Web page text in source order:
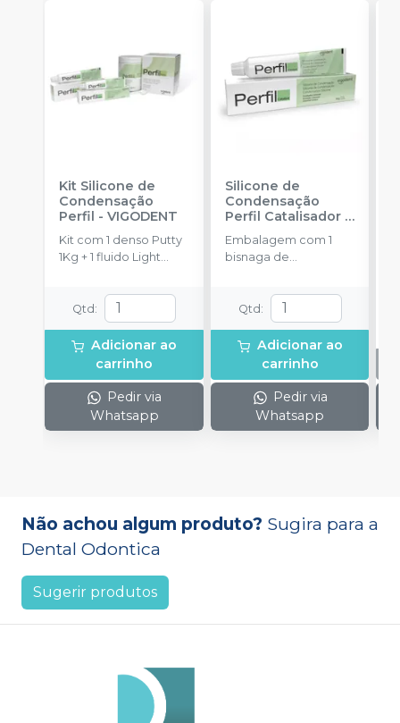
Kit Silicone de
Condensação
Perfil -VIGODENT
Kit com 1 denso Putty
1Kg + 1 fluido Light
catalisador 60ml.
Qtd :
Adicionar ao
carrinho
Pedir via
Whatsapp
Silicone de
Condensação
Perfil Catalisador-
VIGODENT
Embalagem com 1
bisnaga de
Qtd :
Adicionar ao
carrinho
Pedir via
Whatsapp
Não achou algum produto? Sugira para a
Dental Odontica
Sugerir produtos